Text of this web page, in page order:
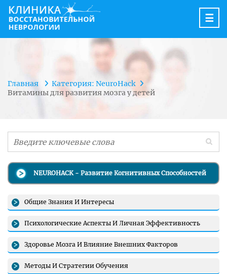
☰
Главная
Категория: NeuroHack
Витамины для развития мозга у детей
NEUROHACK - Развитие Когнитивных Способностей
Общие Знания И Интересы
Психологические Аспекты И Личная Эффективность
Здоровье Мозга И Влияние Внешних Факторов
Методы И Стратегии Обучения